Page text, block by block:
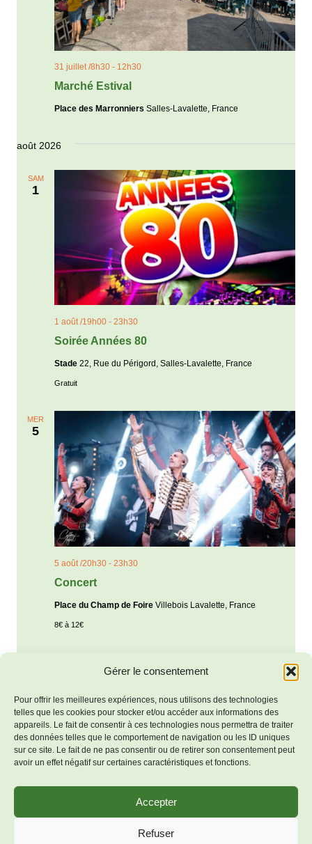
Gérer le consentement
Pour offrir les meilleures expériences, nous utilisons des technologies
telles que les cookies pour stocker et/ou accéder aux informations des
appareils. Le fait de consentir à ces technologies nous permettra de traiter
des données telles que le comportement de navigation ou les ID uniques
sur ce site. Le fait de ne pas consentir ou de retirer son consentement peut
avoir un effet négatif sur certaines caractéristiques et fonctions.
Accepter
Refuser
Marché Estival
31 juillet /8h30 - 12h30
Place des Marronniers Salles-Lavalette, France
août 2026
SAM
1
Soirée Années 80
1 août /19h00 - 23h30
Stade 22, Rue du Périgord, Salles-Lavalette, France
Gratuit
MER
5
Concert
5 août /20h30 - 23h30
Place du Champ de Foire Villebois Lavalette, France
8€ à 12€
Évènements
suivants
S’abonner au calendrier
© 2026 Bienvenue à Salles-
Mentions